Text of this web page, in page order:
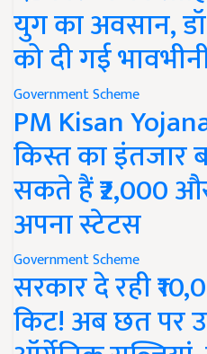
युग का अवसान, डॉ
को दी गई
Government Scheme
PM Kisan
किस्त का इंतजार
सकते हैं ₹2,000
अपना स्टेटस
Government Scheme
सरकार दे रही
किट! अब छत पर